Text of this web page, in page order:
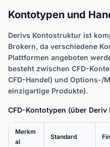
Kontotypen und
Derivs Kontostruktur ist
Brokern, da verschiedene
Plattformen angeboten
besteht zwischen CFD-
CFD-Handel) und Options-/
einzigartige Produkte).
CFD-Kontotypen (über Deriv
Merkm
al
Standard